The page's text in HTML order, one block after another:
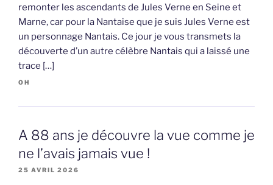
remonter les ascendants de Jules Verne en Seine et
Marne, car pour la Nantaise que je suis Jules Verne est
un personnage Nantais. Ce jour je vous transmets la
découverte d’un autre célèbre Nantais qui a laissé une
trace […]
OH
A 88 ans je découvre la vue comme je
ne l’avais jamais vue !
25 AVRIL 2026